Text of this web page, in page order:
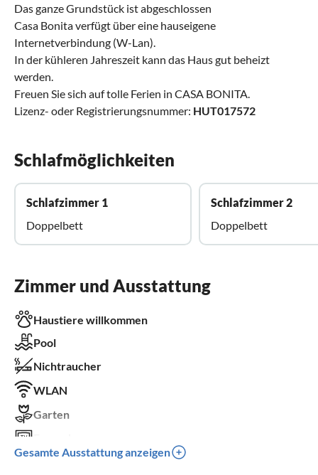
Das ganze Grundstück ist abgeschlossen
Casa Bonita verfügt über eine hauseigene
Internetverbindung (W-Lan).
In der kühleren Jahreszeit kann das Haus gut beheizt
werden.
Freuen Sie sich auf tolle Ferien in CASA BONITA.
Lizenz- oder Registrierungsnummer: HUT017572
Schlafmöglichkeiten
Schlafzimmer 1
Doppelbett
Schlafzimmer 2
Doppelbett
Zimmer und Ausstattung
Haustiere willkommen
Pool
Nichtraucher
WLAN
Garten
Terrasse
Gesamte Ausstattung anzeigen